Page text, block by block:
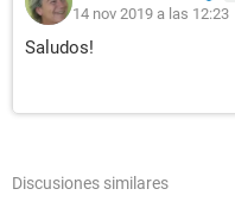
14 nov 2019 a las 12:23
Saludos!
Discusiones similares